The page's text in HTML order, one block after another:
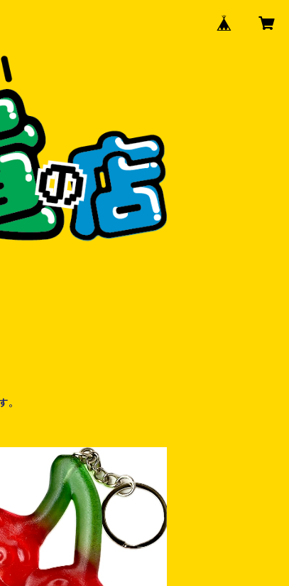
。
1up size keyring
¥4,400
SOLD OUT